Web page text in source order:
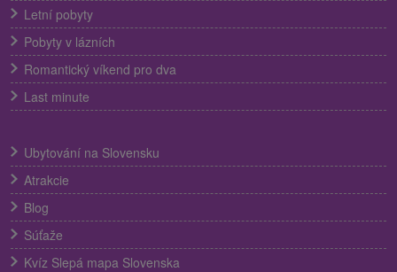
Letní pobyty
Pobyty v lázních
Romantický víkend pro dva
Last minute
Ubytování na Slovensku
Atrakcie
Blog
Súťaže
Kvíz Slepá mapa Slovenska